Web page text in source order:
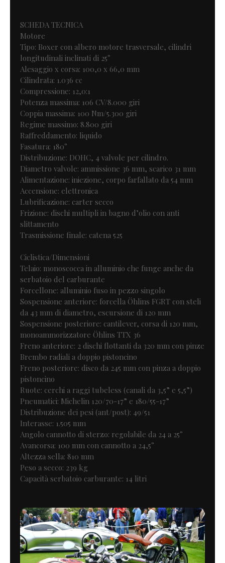
SCHEDA TECNICA
Motore
Tipo: Boxer con albero motore trasversale, cilindri
longitudinali inclinati di 25°
Alesaggio x corsa: 100,0 x 66,0 mm
Cilindrata: 1.036 cc
Compressione: 12,0:1
Potenza massima: 106 CV/8.000 giri
Coppia massima: 100 Nm/5.300 giri
Regime massimo: 8.800 giri
Raffreddamento: liquido
Fasatura: 180°
Distribuzione: DOHC, 4 valvole per cilindro.
Diametro valvole: ammissione 36 mm, scarico 31 mm
Alimentazione: iniezione, corpo farfallato da 54 mm
Accensione: elettronica
Lubrificazione: carter secco
Frizione: dischi multipli in bagno d’olio con anti
slittamento
Trasmissione finale: catena 525
Ciclistica/Dimensioni
Telaio: monoscocca in alluminio che funge anche da
serbatoio del carburante
Forcellone: alluminio fuso in pezzo singolo
Sospensione anteriore: forcella Öhlins FGRT con steli
da 43 mm di diametro, escursione di 120 mm
Sospensione posteriore: cantilever, corsa di 120 mm,
monoammorizzatore Öhlins TTX 36
Freno anteriore: 2 dischi flottanti da 320 mm con pinze
Brembo radiali a doppio pistoncino
Freno posteriore: disco da 245 mm con pinza a doppio
pistoncino
Ruote: cerchi a raggi tubeless (canali da 3,5” e 5,5”)
Pneumatici: Michelin 120/70-17” e 180/55-17”
Distribuzione dei pesi (ant/post): 49/51
Interasse: 1.505 mm
Angolo cannotto di sterzo: regolabile da 24 a 25°
Avancorsa: 100 mm con cannotto a 24,5°
Altezza sella: 810 mm
Peso a secco: 239 kg
Capacità serbatoio carburante: 14 litri